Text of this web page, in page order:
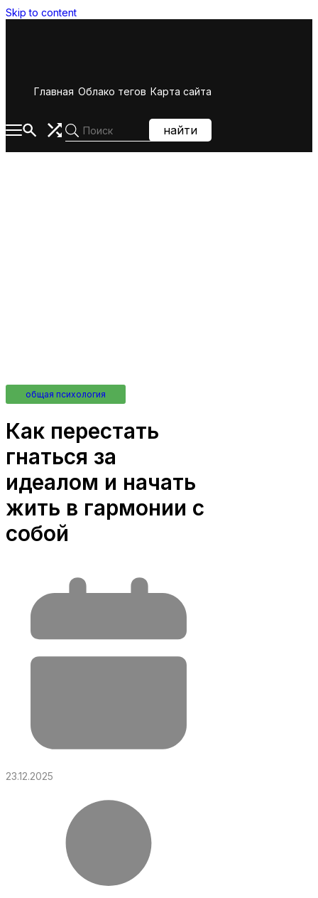
Skip to content
Главная Облако тегов Карта сайта
найти
общая психология
Как перестать
гнаться за
идеалом и начать
жить в гармонии с
собой
23.12.2025